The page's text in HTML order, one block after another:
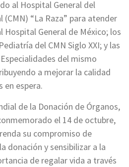
al Hospital General del
“La Raza” para atender
Hospital General de México; los
del CMN Siglo XXI; y las
del mismo
a mejorar la calidad
en espera.
de la Donación de Órganos,
el 14 de octubre,
su compromiso de
donación y sensibilizar a la
de regalar vida a través